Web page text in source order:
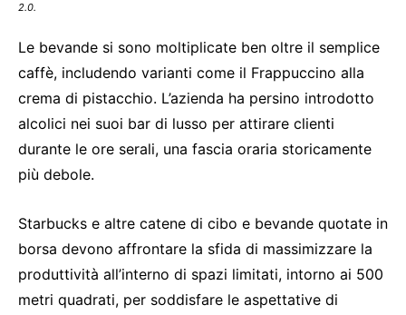
2.0.
Le bevande si sono moltiplicate ben oltre il semplice
caffè, includendo varianti come il Frappuccino alla
crema di pistacchio. L’azienda ha persino introdotto
alcolici nei suoi bar di lusso per attirare clienti
durante le ore serali, una fascia oraria storicamente
più debole.
Starbucks e altre catene di cibo e bevande quotate in
borsa devono affrontare la sfida di massimizzare la
produttività all’interno di spazi limitati, intorno ai 500
metri quadrati, per soddisfare le aspettative di